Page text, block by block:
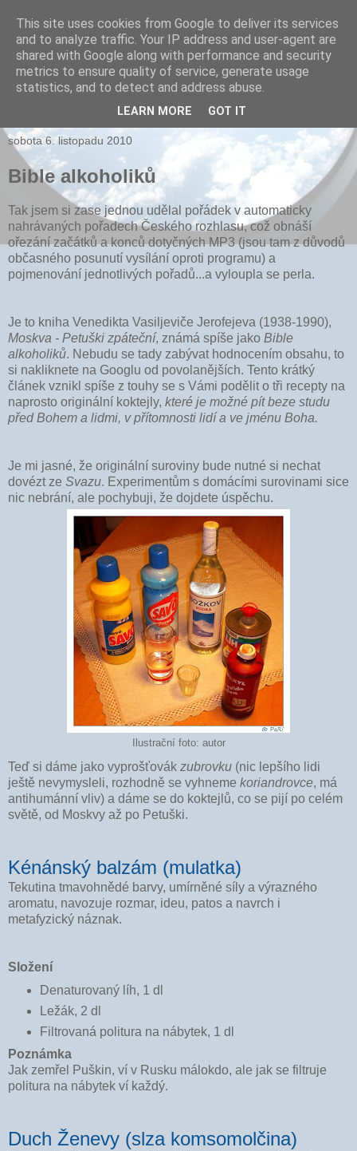
xPARI.cz
Autor přehršle vynálezů, které nefungovaly a několika, které
sobota 6. listopadu 2010
Bible alkoholiků
Tak jsem si zase jednou udělal pořádek v automaticky
nahrávaných pořadech Českého rozhlasu, což obnáší
ořezání začátků a konců dotyčných MP3 (jsou tam z důvodů
občasného posunutí vysílání oproti programu) a
pojmenování jednotlivých pořadů...a vyloupla se perla.
Je to kniha Venedikta Vasiljeviče Jerofejeva (1938-1990),
Moskva - Petuški zpáteční, známá spíše jako Bible
alkoholiků. Nebudu se tady zabývat hodnocením obsahu, to
si nakliknete na Googlu od povolanějších. Tento krátký
článek vznikl spíše z touhy se s Vámi podělit o tři recepty na
naprosto originální koktejly, které je možné pít beze studu
před Bohem a lidmi, v přítomnosti lidí a ve jménu Boha.
Je mi jasné, že originální suroviny bude nutné si nechat
dovézt ze Svazu. Experimentům s domácími surovinami sice
nic nebrání, ale pochybuji, že dojdete úspěchu.
Ilustrační foto: autor
Teď si dáme jako vyprošťovák zubrovku (nic lepšího lidi
ještě nevymysleli, rozhodně se vyhneme koriandrovce, má
antihumánní vliv) a dáme se do koktejlů, co se pijí po celém
světě, od Moskvy až po Petuški.
Kénánský balzám (mulatka)
Tekutina tmavohnědé barvy, umírněné síly a výrazného
aromatu, navozuje rozmar, ideu, patos a navrch i
metafyzický náznak.
Složení
Denaturovaný líh, 1 dl
Ležák, 2 dl
Filtrovaná politura na nábytek, 1 dl
Poznámka
Jak zemřel Puškin, ví v Rusku málokdo, ale jak se filtruje
politura na nábytek ví každý.
Duch Ženevy (slza komsomolčina)
This site uses cookies from Google to deliver its services
and to analyze traffic. Your IP address and user-agent are
shared with Google along with performance and security
metrics to ensure quality of service, generate usage
statistics, and to detect and address abuse.
LEARN MORE GOT IT